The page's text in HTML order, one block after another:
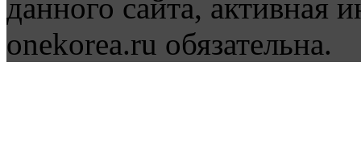
данного сайта, активная
onekorea.ru обязательна.